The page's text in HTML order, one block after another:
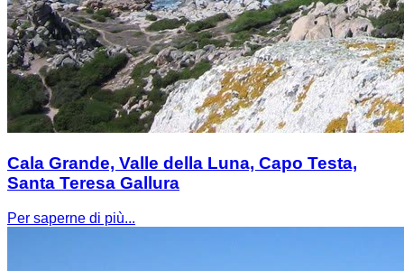
Cala Grande, Valle della Luna, Capo Testa,
Santa Teresa Gallura
Per saperne di più...